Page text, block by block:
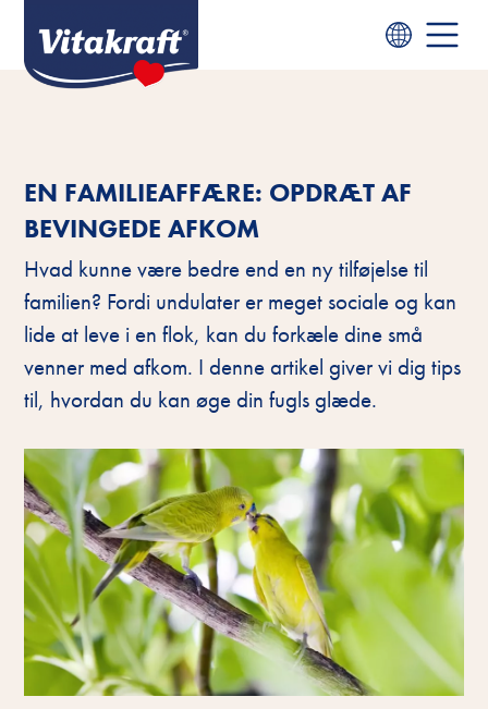
EN FAMILIEAFFÆRE: OPDRÆT AF
BEVINGEDE AFKOM
Hvad kunne være bedre end en ny tilføjelse til
familien? Fordi undulater er meget sociale og kan
lide at leve i en flok, kan du forkæle dine små
venner med afkom. I denne artikel giver vi dig tips
til, hvordan du kan øge din fugls glæde.